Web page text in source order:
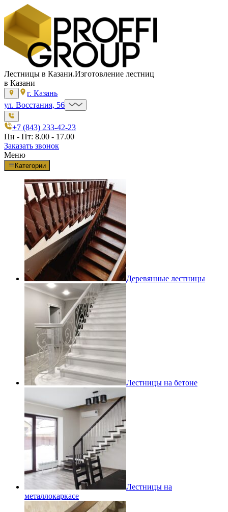
Лестницы в Казани.Изготовление лестниц
в Казани
г. Казань
ул. Восстания, 56
+7 (843) 233-42-23
Пн - Пт: 8.00 - 17.00
Заказать звонок
Меню
Категории
Деревянные лестницы
Лестницы на бетоне
Лестницы на
металлокаркасе